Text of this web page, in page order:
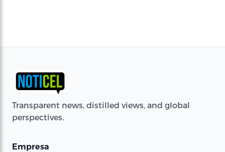
Transparent news, distilled views, and global
perspectives.
Empresa